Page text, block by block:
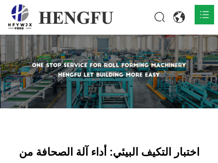
المنزل
المنتجات 
حول 
اختبار التكيف البيئي: أداء آلة الصحافة من